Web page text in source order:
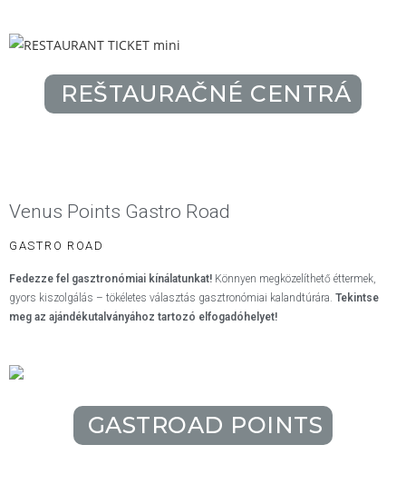
REŠTAURAČNÉ CENTRÁ
Venus Points Gastro Road
GASTRO ROAD
Fedezze fel gasztronómiai kínálatunkat! Könnyen megközelíthető éttermek,
gyors kiszolgálás – tökéletes választás gasztronómiai kalandtúrára. Tekintse
meg az ajándékutalványához tartozó elfogadóhelyet!
GASTROAD POINTS